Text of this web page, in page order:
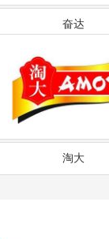
奋达
淘大